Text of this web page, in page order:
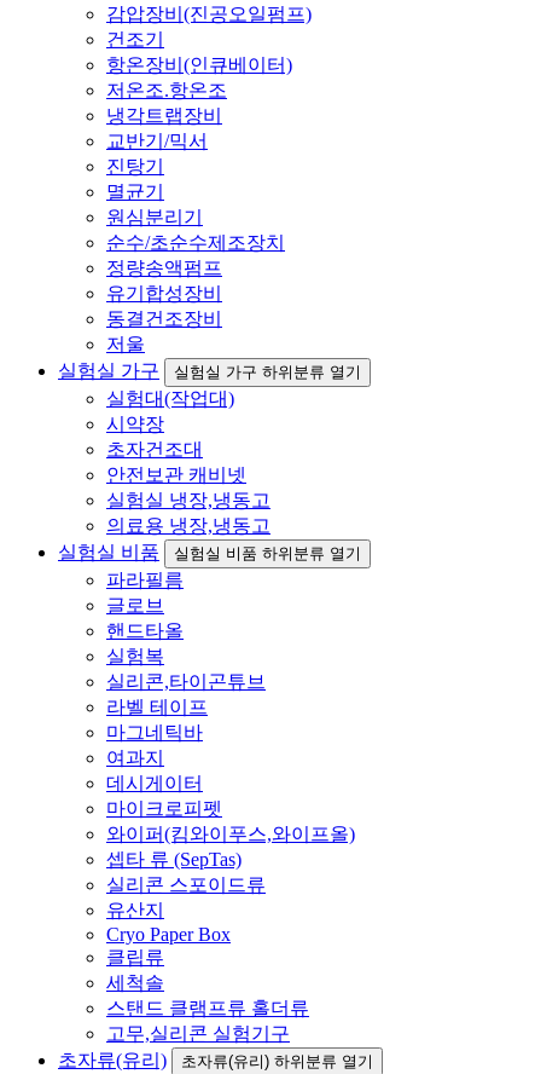
감압장비(진공오일펌프)
건조기
항온장비(인큐베이터)
저온조.항온조
냉각트랩장비
교반기/믹서
진탕기
멸균기
원심분리기
순수/초순수제조장치
정량송액펌프
유기합성장비
동결건조장비
저울
실험실 가구
실험실 가구 하위분류 열기
실험대(작업대)
시약장
초자건조대
안전보관 캐비넷
실험실 냉장,냉동고
의료용 냉장,냉동고
실험실 비품
실험실 비품 하위분류 열기
파라필름
글로브
핸드타올
실험복
실리콘,타이곤튜브
라벨 테이프
마그네틱바
여과지
데시게이터
마이크로피펫
와이퍼(킴와이푸스,와이프올)
셉타 류 (SepTas)
실리콘 스포이드류
유산지
Cryo Paper Box
클립류
세척솔
스탠드 클램프류 홀더류
고무,실리콘 실험기구
초자류(유리)
초자류(유리) 하위분류 열기